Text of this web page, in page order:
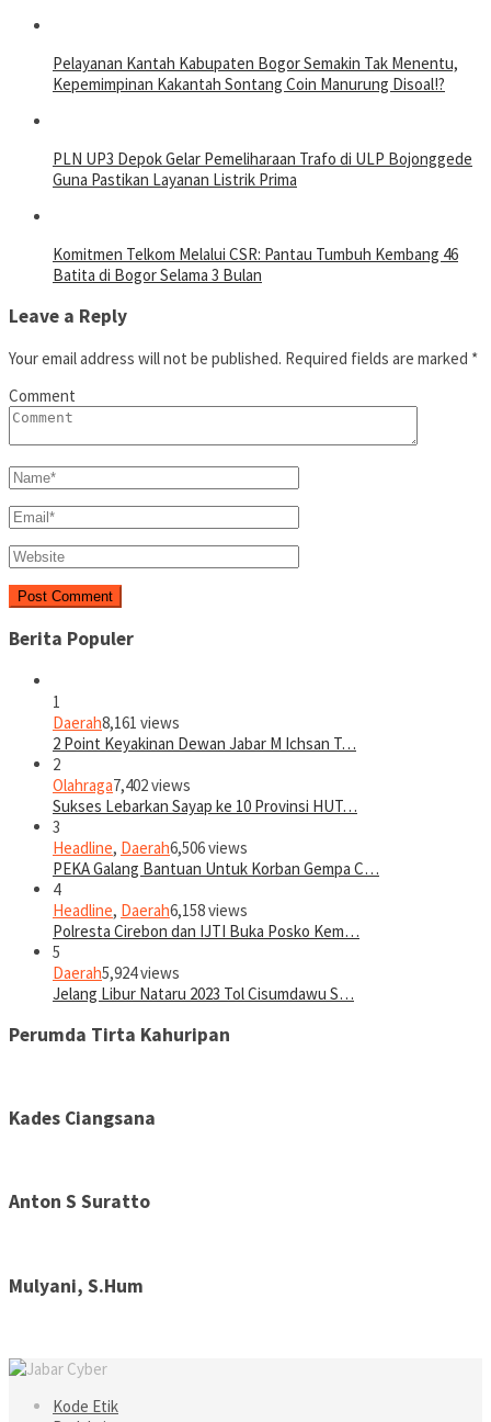
Pelayanan Kantah Kabupaten Bogor Semakin Tak Menentu,
Kepemimpinan Kakantah Sontang Coin Manurung Disoal!?
PLN UP3 Depok Gelar Pemeliharaan Trafo di ULP Bojonggede
Guna Pastikan Layanan Listrik Prima
Komitmen Telkom Melalui CSR: Pantau Tumbuh Kembang 46
Batita di Bogor Selama 3 Bulan
Leave a Reply
Your email address will not be published. Required fields are marked *
Comment
Berita Populer
1
Daerah8,161 views
2 Point Keyakinan Dewan Jabar M Ichsan T…
2
Olahraga7,402 views
Sukses Lebarkan Sayap ke 10 Provinsi HUT…
3
Headline, Daerah6,506 views
PEKA Galang Bantuan Untuk Korban Gempa C…
4
Headline, Daerah6,158 views
Polresta Cirebon dan IJTI Buka Posko Kem…
5
Daerah5,924 views
Jelang Libur Nataru 2023 Tol Cisumdawu S…
Perumda Tirta Kahuripan
Kades Ciangsana
Anton S Suratto
Mulyani, S.Hum
Kode Etik